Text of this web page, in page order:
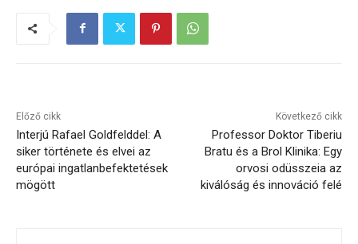
Előző cikk
Interjú Rafael Goldfelddel: A
siker története és elvei az
európai ingatlanbefektetések
mögött
Következő cikk
Professor Doktor Tiberiu
Bratu és a Brol Klinika: Egy
orvosi odüsszeia az
kiválóság és innováció felé